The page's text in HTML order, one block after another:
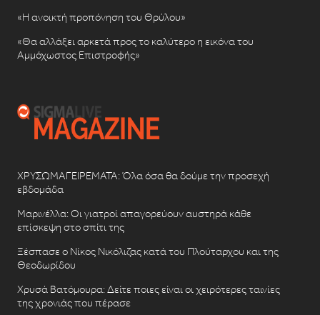
«Η ανοικτή προπόνηση του Θρύλου»
«Θα αλλάξει αρκετά προς το καλύτερο η εικόνα του
Αμμόχωστος Επιστροφής»
ΧΡΥΣΩΜΑΓΕΙΡΕΜΑΤΑ: Όλα όσα θα δούμε την προσεχή
εβδομάδα
Μαρινέλλα: Οι γιατροί απαγορεύουν αυστηρά κάθε
επίσκεψη στο σπίτι της
Ξέσπασε ο Νίκος Νικόλιζας κατά του Πλούταρχου και της
Θεοδωρίδου
Χρυσά Βατόμουρα: Δείτε ποιες είναι οι χειρότερες ταινίες
της χρονιάς που πέρασε